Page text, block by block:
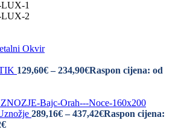
Okvir
129,60€ – 234,90€Raspon cijena: od
289,16€ – 437,42€Raspon cijena: